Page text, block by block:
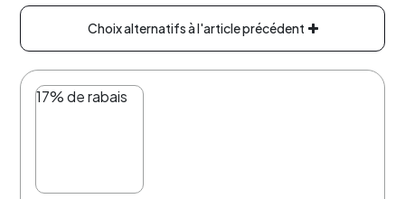
Choix alternatifs à l'article précédent
17% de rabais